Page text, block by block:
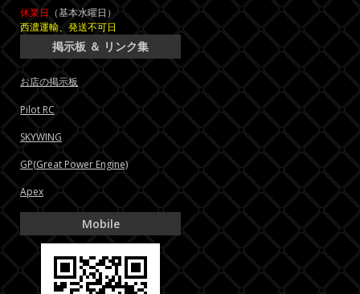
休業日 （基本水曜日）
西濃運輸、発送不可日
掲示板 ＆ リンク集
お店の掲示板
Pilot RC
SKYWING
GP(Great Power Engine)
Apex
Mobile